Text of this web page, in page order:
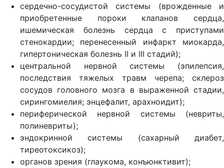
сердечно-сосудистой системы (врожденные и
приобретенные пороки клапанов сердца,
ишемическая болезнь сердца с приступами
стенокардии; перенесенный инфаркт миокарда,
гипертоническая болезнь II и III стадий);
центральной нервной системы (эпилепсия,
последствия тяжелых травм черепа; склероз
сосудов головного мозга в выраженной стадии,
сирингомиелия; энцефалит, арахноидит);
периферической нервной системы (невриты,
полиневриты);
эндокринной системы (сахарный диабет,
тиреотоксикоз);
органов зрения (глаукома, конъюнктивит);